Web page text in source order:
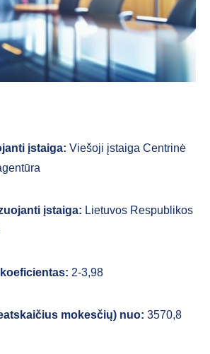
įstaiga: Viešoji įstaiga Centrinė
įstaiga: Lietuvos Respublikos
2-3,98
mokesčių) nuo: 3570,8